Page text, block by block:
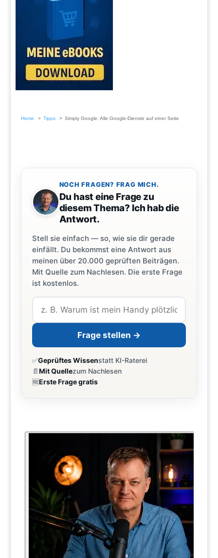
Home Tipps Simply Google: Alle Google-Dienste auf einer Seite
NOCH FRAGEN? FRAG MICH.
Du hast eine Frage zu
diesem Thema? Ich hab die
Antwort.
Stell sie einfach — so, wie sie dir gerade
einfällt. Du bekommst eine Antwort aus
meinen über 20.000 geprüften Beiträgen.
Mit Quelle zum Nachlesen. Die erste Frage
ist kostenlos.
Frage stellen →
✅Geprüftes Wissenstatt KI-Raterei
📄Mit Quellezum Nachlesen
🆓Erste Frage gratis